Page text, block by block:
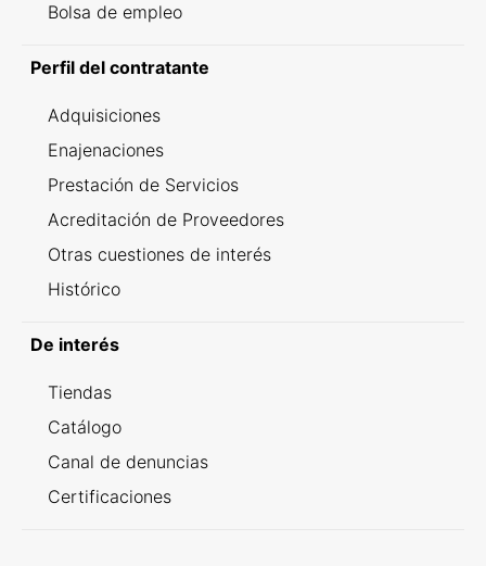
Bolsa de empleo
Perfil del contratante
Adquisiciones
Enajenaciones
Prestación de Servicios
Acreditación de Proveedores
Otras cuestiones de interés
Histórico
De interés
Tiendas
Catálogo
Canal de denuncias
Certificaciones